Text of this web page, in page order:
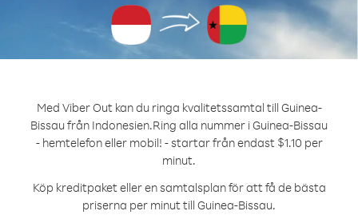
Med Viber Out kan du ringa kvalitetssamtal till Guinea-
Bissau från Indonesien.Ring alla nummer i Guinea-Bissau
- hemtelefon eller mobil! - startar från endast $1.10 per
minut.
Köp kreditpaket eller en samtalsplan för att få de bästa
priserna per minut till Guinea-Bissau.